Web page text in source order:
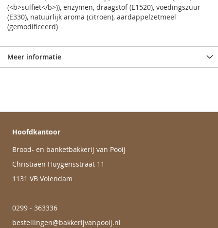
(<b>sulfiet</b>)), enzymen, draagstof (E1520), voedingszuur
(E330), natuurlijk aroma (citroen), aardappelzetmeel
(gemodificeerd)
Meer informatie
Hoofdkantoor
Brood- en banketbakkerij van Pooij
Christiaen Huygensstraat 11
1131 VB Volendam
0299 - 363336
bestellingen@bakkerijvanpooij.nl